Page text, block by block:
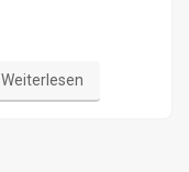
Weiterlesen